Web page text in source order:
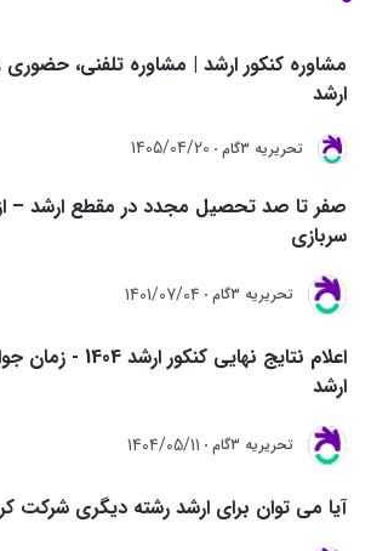
مشاوره کنکور ارشد | مشاوره تلفنی، حضوری
ارشد
تحريريه 3گام 1405/04/20
صفر تا صد تحصیل مجدد در مقطع ارشد – از
سربازی
تحريريه 3گام 1401/07/04
اعلام نتایج نهایی
ارشد
تحريريه 3گام 1404/05/11
آیا می توان برای ارشد رشته دیگری شرکت